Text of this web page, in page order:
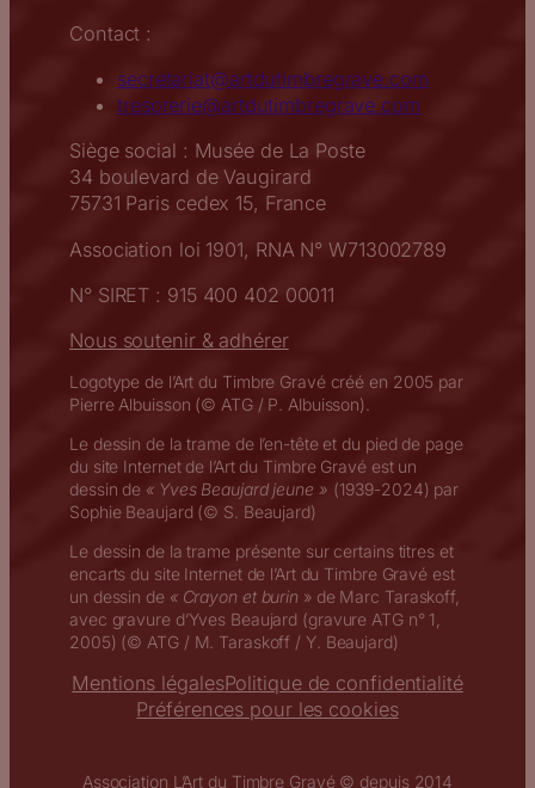
Contact :
secretariat@artdutimbregrave.com
tresorerie@artdutimbregrave.com
Siège social : Musée de La Poste
34 boulevard de Vaugirard
75731 Paris cedex 15, France
Association loi 1901, RNA N° W713002789
N° SIRET : 915 400 402 00011
Nous soutenir & adhérer
Logotype de l’Art du Timbre Gravé créé en 2005 par
Pierre Albuisson (© ATG / P. Albuisson).
Le dessin de la trame de l’en-tête et du pied de page
du site Internet de l’Art du Timbre Gravé est un
dessin de « Yves Beaujard jeune » (1939-2024) par
Sophie Beaujard (© S. Beaujard)
Le dessin de la trame présente sur certains titres et
encarts du site Internet de l’Art du Timbre Gravé est
un dessin de « Crayon et burin » de Marc Taraskoff,
avec gravure d’Yves Beaujard (gravure ATG n° 1,
2005) (© ATG / M. Taraskoff / Y. Beaujard)
Mentions légalesPolitique de confidentialité
Préférences pour les cookies
Association L’Art du Timbre Gravé © depuis 2014